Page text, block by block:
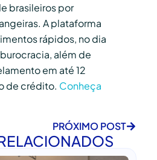
brasileiros por
A plataforma
rápidos, no dia
além de
em até 12
de crédito. Conheça
PRÓXIMO POST